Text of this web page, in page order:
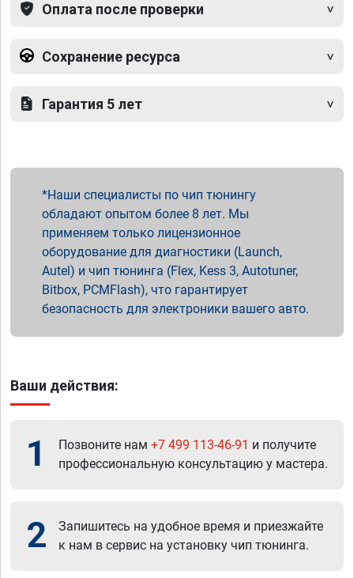
Оплата после проверки
Сохранение ресурса
Гарантия 5 лет
Наши специалисты по чип тюнингу
обладают опытом более 8 лет. Мы
применяем только лицензионное
оборудование для диагностики (Launch,
Autel) и чип тюнинга (Flex, Kess 3, Autotuner,
Bitbox, PCMFlash), что гарантирует
безопасность для электроники вашего авто.
Ваши действия:
1 Позвоните нам +7 499 113-46-91 и получите
профессиональную консультацию у мастера.
2
Запишитесь на удобное время и приезжайте
к нам в сервис на установку чип тюнинга.